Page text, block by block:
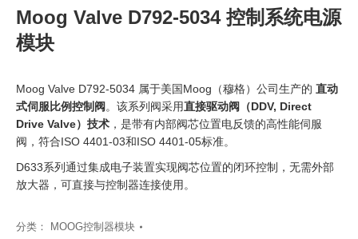
Moog Valve D792-5034 控制系统电源
模块
Moog Valve D792-5034 属于美国Moog（穆格）公司生产的 直动
式伺服比例控制阀 。该系列阀采用直接驱动阀（DDV, Direct
Drive Valve）技术 ，是带有内部阀芯位置电反馈的高性能伺服
阀，符合ISO 4401-03和ISO 4401-05标准。
D633系列通过集成电子装置实现阀芯位置的闭环控制，无需外部
放大器，可直接与控制器连接使用。
分类： MOOG控制器模块